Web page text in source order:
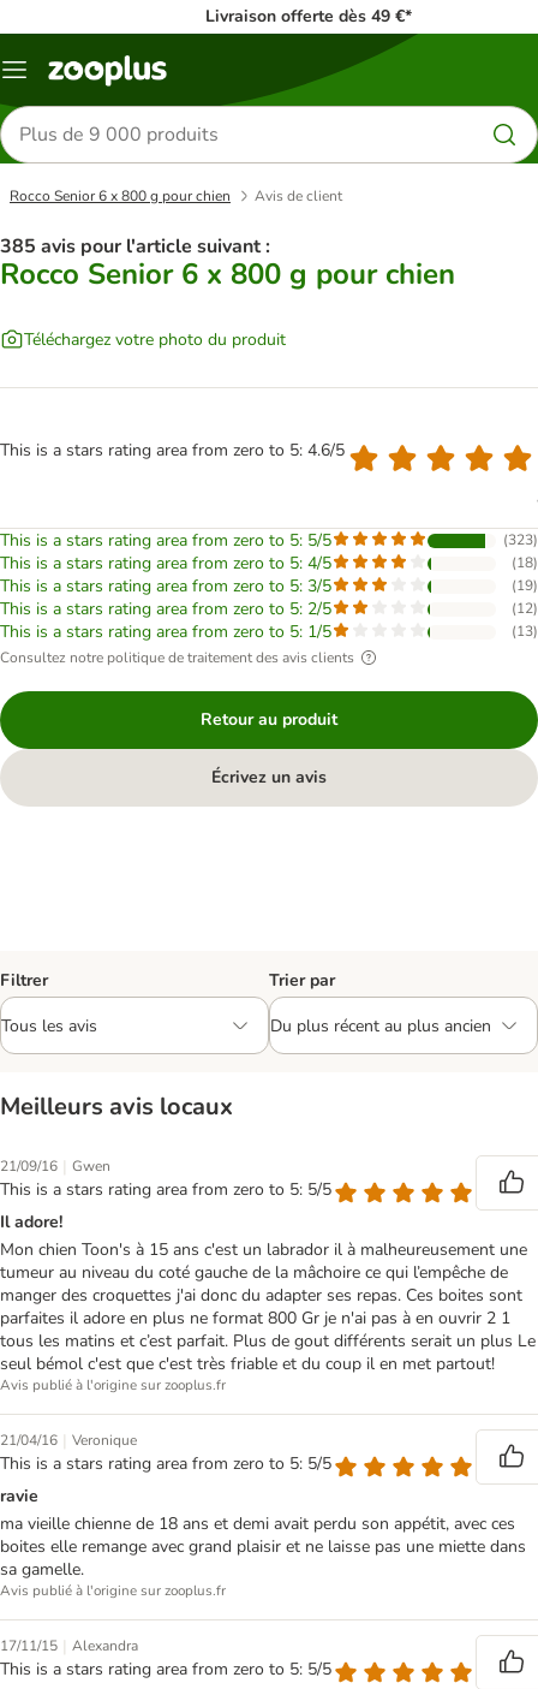
Livraison offerte dès 49 €*
Menu
Rechercher
des
produits
Rocco Senior 6 x 800 g pour chien Avis de client
385 avis pour l'article suivant :
Rocco Senior 6 x 800 g pour chien
Téléchargez votre photo du produit
This is a stars rating area from zero to 5: 4.6/5
This is a stars rating area from zero to 5: 5/5 (323)
This is a stars rating area from zero to 5: 4/5 (18)
This is a stars rating area from zero to 5: 3/5 (19)
This is a stars rating area from zero to 5: 2/5 (12)
This is a stars rating area from zero to 5: 1/5 (13)
Consultez notre politique de traitement des avis clients
Retour au produit
Écrivez un avis
Filtrer Trier par
Meilleurs avis locaux
21/09/16 | Gwen
This is a stars rating area from zero to 5: 5/5
Il adore!
Mon chien Toon's à 15 ans c'est un labrador il à malheureusement une
tumeur au niveau du coté gauche de la mâchoire ce qui l’empêche de
manger des croquettes j'ai donc du adapter ses repas. Ces boites sont
parfaites il adore en plus ne format 800 Gr je n'ai pas à en ouvrir 2 1
tous les matins et c’est parfait. Plus de gout différents serait un plus Le
seul bémol c'est que c'est très friable et du coup il en met partout!
Avis publié à l'origine sur zooplus.fr
21/04/16 | Veronique
This is a stars rating area from zero to 5: 5/5
ravie
ma vieille chienne de 18 ans et demi avait perdu son appétit, avec ces
boites elle remange avec grand plaisir et ne laisse pas une miette dans
sa gamelle.
Avis publié à l'origine sur zooplus.fr
17/11/15 | Alexandra
This is a stars rating area from zero to 5: 5/5